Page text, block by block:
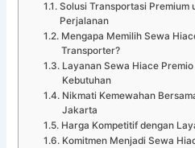
Solusi Transportasi Premium
Perjalanan
Mengapa Memilih Sewa
Transporter?
Layanan Sewa Hiace
Kebutuhan
Nikmati Kemewahan
Jakarta
Harga Kompetitif dengan
Komitmen Menjadi Sewa